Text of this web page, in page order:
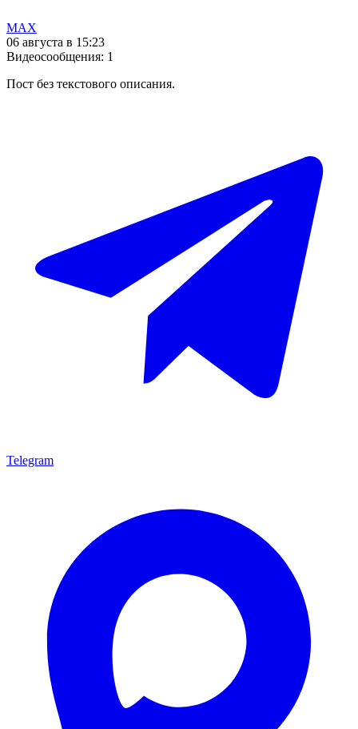
MAX
06 августа в 15:23
Видеосообщения: 1
Пост без текстового описания.
Telegram